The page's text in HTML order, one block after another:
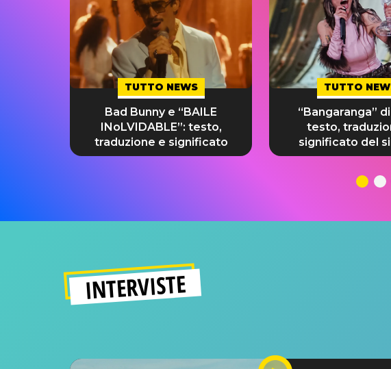
TUTTO NEWS
Bad Bunny e “BAILE
INoLVIDABLE”: testo,
traduzione e significato
TUTTO
“Bangaranga”
testo,
significato del
INTERVISTE